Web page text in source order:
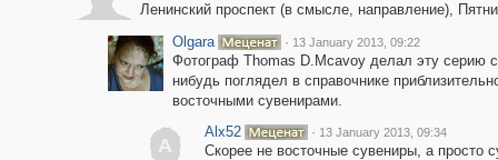
Ленинский проспект (в смысле, направление),
Olgara
· 13 January 2013, 09:22
Фотограф Thomas D.Mcavoy делал эту серию
нибудь поглядел в справочнике
восточными сувенирами.
A
Alx52 · 13 January 2013, 09:34
Скорее не восточные сувениры, а просто